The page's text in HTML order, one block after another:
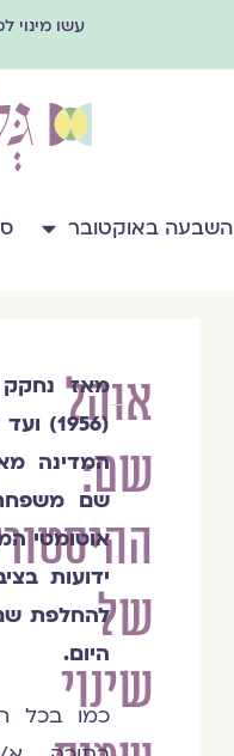
עשו מינוי
השבעה באוקטובר
אוהל
שם:
של
שינוי
ד״ר
מיכל
רום
מאז
(1956)
המדינה
שם
אוטומטי
ידועות
להחלפת
היום.
כמו בכל